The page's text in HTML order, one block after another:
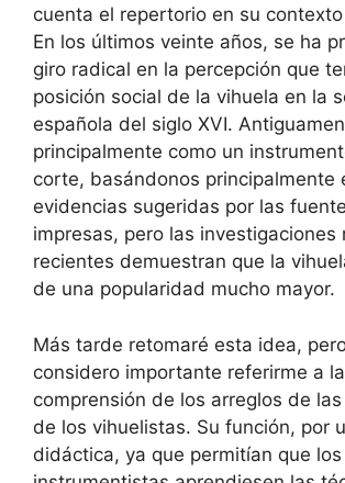
cuenta el repertorio en su
En los últimos veinte años, se ha
giro radical en la percepción que
posición social de la vihuela en la
española del siglo XVI.
principalmente como un
corte, basándonos principalmente
evidencias sugeridas por las
impresas, pero las investigaciones
recientes demuestran que la
de una popularidad mucho mayor.
Más tarde retomaré esta idea,
considero importante referirme a la
comprensión de los arreglos de
de los vihuelistas. Su función, por
didáctica, ya que permitían que los